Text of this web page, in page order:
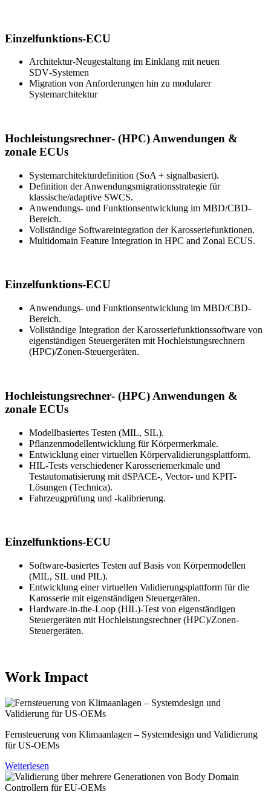
Einzelfunktions-ECU
Architektur‑Neugestaltung im Einklang mit neuen
SDV‑Systemen
Migration von Anforderungen hin zu modularer
Systemarchitektur
Hochleistungsrechner‑ (HPC) Anwendungen &
zonale ECUs
Systemarchitekturdefinition (SoA + signalbasiert).
Definition der Anwendungsmigrationsstrategie für
klassische/adaptive SWCS.
Anwendungs- und Funktionsentwicklung im MBD/CBD-
Bereich.
Vollständige Softwareintegration der Karosseriefunktionen.
Multidomain Feature Integration in HPC and Zonal ECUS.
Einzelfunktions-ECU
Anwendungs- und Funktionsentwicklung im MBD/CBD-
Bereich.
Vollständige Integration der Karosseriefunktionssoftware von
eigenständigen Steuergeräten mit Hochleistungsrechnern
(HPC)/Zonen-Steuergeräten.
Hochleistungsrechner‑ (HPC) Anwendungen &
zonale ECUs
Modellbasiertes Testen (MIL, SIL).
Pflanzenmodellentwicklung für Körpermerkmale.
Entwicklung einer virtuellen Körpervalidierungsplattform.
HIL-Tests verschiedener Karosseriemerkmale und
Testautomatisierung mit dSPACE-, Vector- und KPIT-
Lösungen (Technica).
Fahrzeugprüfung und -kalibrierung.
Einzelfunktions-ECU
Software-basiertes Testen auf Basis von Körpermodellen
(MIL, SIL und PIL).
Entwicklung einer virtuellen Validierungsplattform für die
Karosserie mit eigenständigen Steuergeräten.
Hardware-in-the-Loop (HIL)-Test von eigenständigen
Steuergeräten mit Hochleistungsrechner (HPC)/Zonen-
Steuergeräten.
Work Impact
Fernsteuerung von Klimaanlagen – Systemdesign und Validierung
für US‑OEMs
Weiterlesen